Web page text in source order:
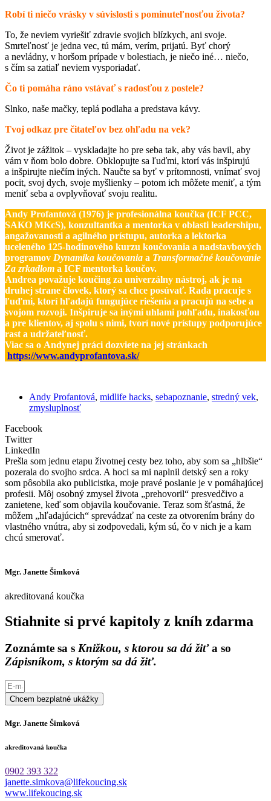
Robí ti niečo vrásky v súvislosti s pominuteľnosťou života?
To, že neviem vyriešiť zdravie svojich blízkych, ani svoje.
Smrteľnosť je jedna vec, tú mám, verím, prijatú. Byť chorý
a nevládny, v horšom prípade v bolestiach, je niečo iné… niečo,
s čím sa zatiaľ neviem vysporiadať.
Čo ti pomáha ráno vstávať s radosťou z postele?
Slnko, naše mačky, teplá podlaha a predstava kávy.
Tvoj odkaz pre čitateľov bez ohľadu na vek?
Život je zážitok – vyskladajte ho pre seba tak, aby vás bavil, aby
vám v ňom bolo dobre. Obklopujte sa ľuďmi, ktorí vás inšpirujú
a inšpirujte niečím iných. Naučte sa byť v prítomnosti, vnímať svoj
pocit, svoj dych, svoje myšlienky – potom ich môžete meniť, a tým
meniť seba a ovplyvňovať svoju realitu.
Andy Profantová (1976) je profesionálna koučka (ICF PCC,
SAKO MKcS), konzultantka a mentorka v oblasti leadershipu,
angažovanosti a agilného prístupu, autorka a lektorka
uceleného 125-hodinového kurzu koučovania a nadstavbových
programov Dynamika koučovania a Transformačné koučovanie
Za zrkadlom a ICF mentorka koučov.
Andrea považuje koučing za univerzálny nástroj, ak je na
druhej strane človek, ktorý sa chce posúvať. Rada pracuje s
ľuďmi, ktorí hľadajú fungujúce riešenia a pracujú na sebe a
svojom rozvoji. Inšpiruje sa inými uhlami pohľadu, inakosťou
a pre klientov, aj spolu s nimi, tvorí nové prístupy podporujúce
rast a udržateľnosť.
Viac sa o Andynej práci dozviete na jej stránkach
https://www.andyprofantova.sk/
Andy Profantová, midlife hacks, sebapoznanie, stredný vek,
zmysluplnosť
Facebook
Twitter
LinkedIn
Prešla som jednu etapu životnej cesty bez toho, aby som sa „hlbšie“
pozerala do svojho srdca. A hoci sa mi naplnil detský sen a roky
som pôsobila ako publicistka, moje pravé poslanie je v pomáhajúcej
profesii. Môj osobný zmysel života „prehovoril“ presvedčivo a
zanietene, keď som objavila koučovanie. Teraz som šťastná, že
môžem „hľadajúcich“ sprevádzať na ceste za otvorením brány do
vlastného vnútra, aby si zodpovedali, kým sú, čo v nich je a kam
chcú smerovať.
Mgr. Janette Šimková
akreditovaná koučka
Stiahnite si prvé kapitoly z kníh zdarma
Zoznámte sa s Knižkou, s ktorou sa dá žiťa so
Zápisníkom, s ktorým sa dá žiť.
Chcem bezplatné ukážky
Mgr. Janette Šimková
akreditovaná koučka
0902 393 322
janette.simkova@lifekoucing.sk
www.lifekoucing.sk